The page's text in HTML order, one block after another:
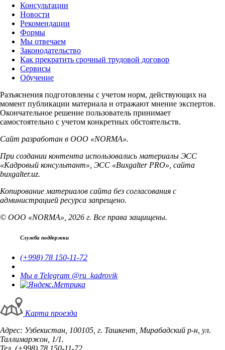
Консультации
Новости
Рекомендации
Формы
Мы отвечаем
Законодательство
Как прекратить срочный трудовой договор
Сервисы
Обучение
Разъяснения подготовлены с учетом норм, действующих на
момент публикации материала и отражают мнение экспертов.
Окончательное решение пользователь принимает
самостоятельно с учетом конкретных обстоятельств.
Сайт разработан в ООО «NORMA».
При создании контента использовались материалы ЭСС
«Кадровый консультант», ЭСС «Buxgalter PRO», сайта
buxgalter.uz.
Копирование материалов сайта без согласования с
администрацией ресурса запрещено.
© ООО «NORMA», 2026 г. Все права защищены.
Служба поддержки
(+998) 78 150-11-72
Мы в Telegram @ru_kadrovik
Карта проезда
Адрес: Узбекистан, 100105, г. Ташкент, Мирабадский р-н, ул.
Таллимаржон, 1/1.
Тел. (+998) 78 150-11-72.